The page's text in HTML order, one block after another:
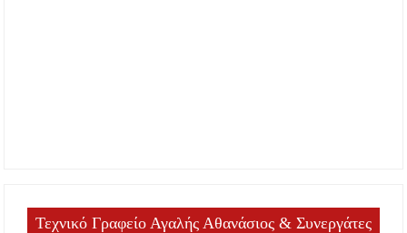
Τεχνικό Γραφείο Αγαλής Αθανάσιος & Συνεργάτες